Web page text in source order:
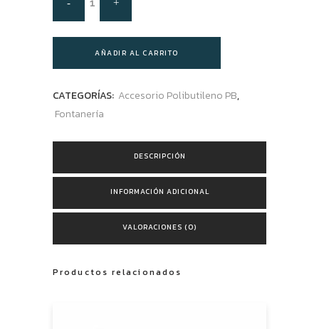
AÑADIR AL CARRITO
CATEGORÍAS: Accesorio Polibutileno PB,
Fontanería
DESCRIPCIÓN
INFORMACIÓN ADICIONAL
VALORACIONES (0)
Productos relacionados